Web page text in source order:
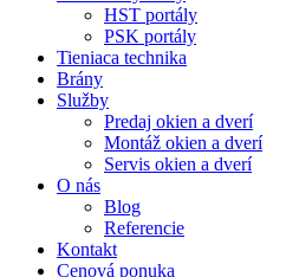
HST portály
PSK portály
Tieniaca technika
Brány
Služby
Predaj okien a dverí
Montáž okien a dverí
Servis okien a dverí
O nás
Blog
Referencie
Kontakt
Cenová ponuka